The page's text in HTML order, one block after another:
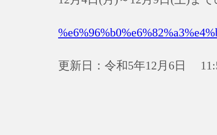
更新日：令和5年12月6日